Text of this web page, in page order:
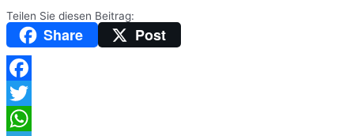
Teilen Sie diesen Beitrag:
Share Post
Facebook
Twitter